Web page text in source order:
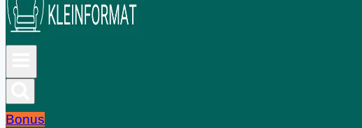
Bonus